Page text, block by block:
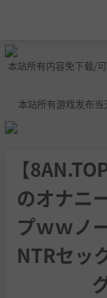
本站所有内容免下载/
本站所有游戏发布当
【
のオナニ
プｗｗノ
NTRセッ